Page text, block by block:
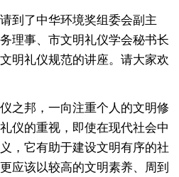
到了中华环境奖组委会副主
理事、市文明礼仪学会秘书长
明礼仪规范的讲座。请大家欢
之邦，一向注重个人的文明修
仪的重视，即使在现代社会中
，它有助于建设文明有序的社
应该以较高的文明素养、周到